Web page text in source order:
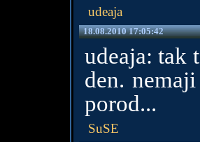
udeaja
18.08.2010 17:05:42
udeaja: tak
den.
porod...
SuSE